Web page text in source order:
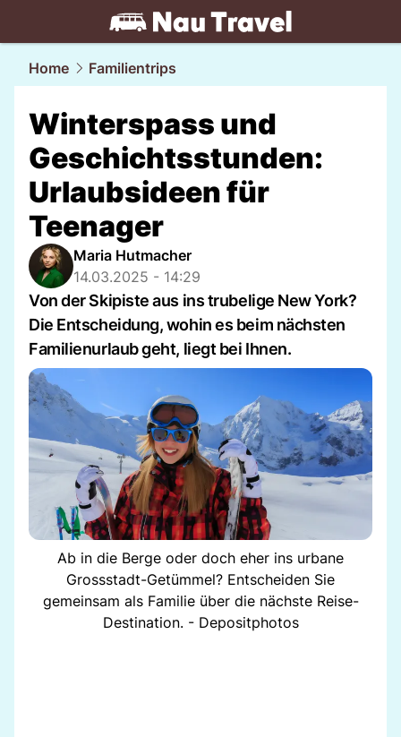
travel.NAU.ch
Home Familientrips
Winterspass und
Geschichtsstunden:
Urlaubsideen für
Teenager
Maria Hutmacher
14.03.2025 - 14:29
Von der Skipiste aus ins trubelige New York?
Die Entscheidung, wohin es beim nächsten
Familienurlaub geht, liegt bei Ihnen.
Ab in die Berge oder doch eher ins urbane
Grossstadt-Getümmel? Entscheiden Sie
gemeinsam als Familie über die nächste Reise-
Destination. - Depositphotos